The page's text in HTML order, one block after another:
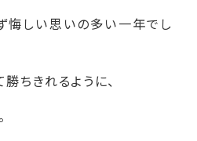
悔しい思いの多い一年でし
ちきれるように、